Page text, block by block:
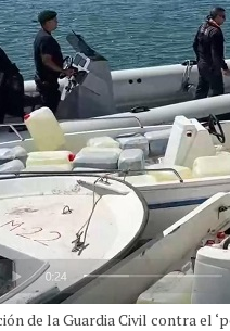
de la Guardia Civil contra el